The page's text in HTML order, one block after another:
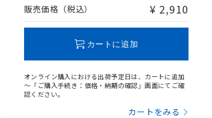
販売価格（税込） ¥ 2,910
カートに追加
オンライン購入における出荷予定日は、カートに追加
～「ご購入手続き：価格・納期の確認」画面にてご確
認ください。
カートをみる